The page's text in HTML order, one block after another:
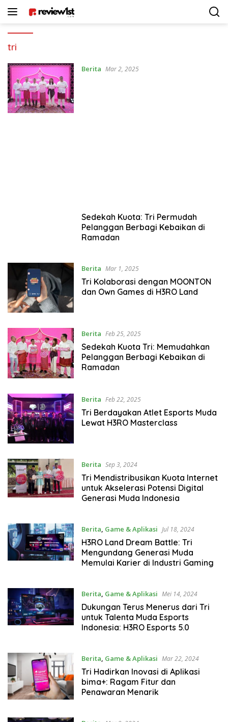
tri
Berita Mar 2, 2025
Sedekah Kuota: Tri Permudah
Pelanggan Berbagi Kebaikan di
Ramadan
Berita Mar 1, 2025
Tri Kolaborasi dengan MOONTON
dan Own Games di H3RO Land
Berita Feb 25, 2025
Sedekah Kuota Tri: Memudahkan
Pelanggan Berbagi Kebaikan di
Ramadan
Berita Feb 22, 2025
Tri Berdayakan Atlet Esports Muda
Lewat H3RO Masterclass
Berita Sep 3, 2024
Tri Mendistribusikan Kuota Internet
untuk Akselerasi Potensi Digital
Generasi Muda Indonesia
Berita, Game & Aplikasi Jul 18, 2024
H3RO Land Dream Battle: Tri
Mengundang Generasi Muda
Memulai Karier di Industri Gaming
Berita, Game & Aplikasi Mei 14, 2024
Dukungan Terus Menerus dari Tri
untuk Talenta Muda Esports
Indonesia: H3RO Esports 5.0
Berita, Game & Aplikasi Mar 22, 2024
Tri Hadirkan Inovasi di Aplikasi
bima+: Ragam Fitur dan
Penawaran Menarik